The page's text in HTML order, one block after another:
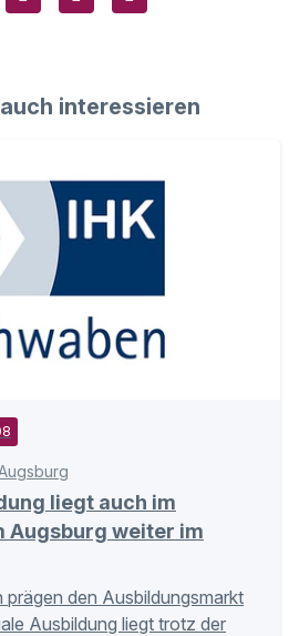
interessieren
liegt auch im
Augsburg weiter im
prägen den Ausbildungsmarkt
Ausbildung liegt trotz der